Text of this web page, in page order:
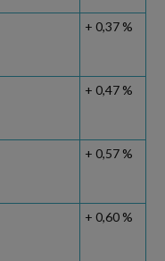
+ 0,37 %
+ 0,47 %
+ 0,57 %
+ 0,60 %